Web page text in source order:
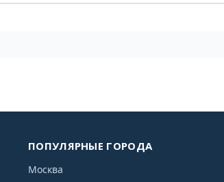
ПОПУЛЯРНЫЕ ГОРОДА
Москва